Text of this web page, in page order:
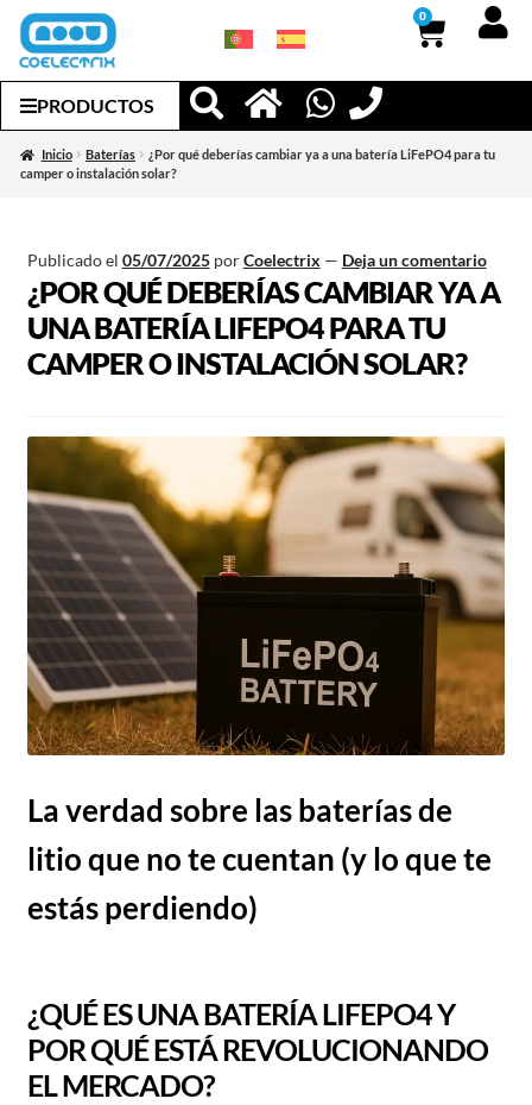
0
PRODUCTOS
Inicio Baterías
¿Por qué deberías cambiar ya a una batería LiFePO4 para tu
camper o instalación solar?
Publicado el 05/07/2025 porCoelectrix — Deja un comentario
¿POR QUÉ DEBERÍAS CAMBIAR YA A
UNA BATERÍA LIFEPO4 PARA TU
CAMPER O INSTALACIÓN SOLAR?
La verdad sobre las baterías de
litio que no te cuentan (y lo que te
estás perdiendo)
¿QUÉ ES UNA BATERÍA LIFEPO4 Y
POR QUÉ ESTÁ REVOLUCIONANDO
EL MERCADO?